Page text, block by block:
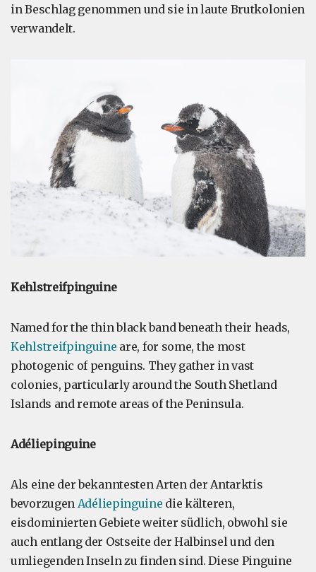
in Beschlag genommen und sie in laute Brutkolonien
verwandelt.
Kehlstreifpinguine
Named for the thin black band beneath their heads,
Kehlstreifpinguine are, for some, the most
photogenic of penguins. They gather in vast
colonies, particularly around the South Shetland
Islands and remote areas of the Peninsula.
Adéliepinguine
Als eine der bekanntesten Arten der Antarktis
bevorzugen Adéliepinguine die kälteren,
eisdominierten Gebiete weiter südlich, obwohl sie
auch entlang der Ostseite der Halbinsel und den
umliegenden Inseln zu finden sind. Diese Pinguine